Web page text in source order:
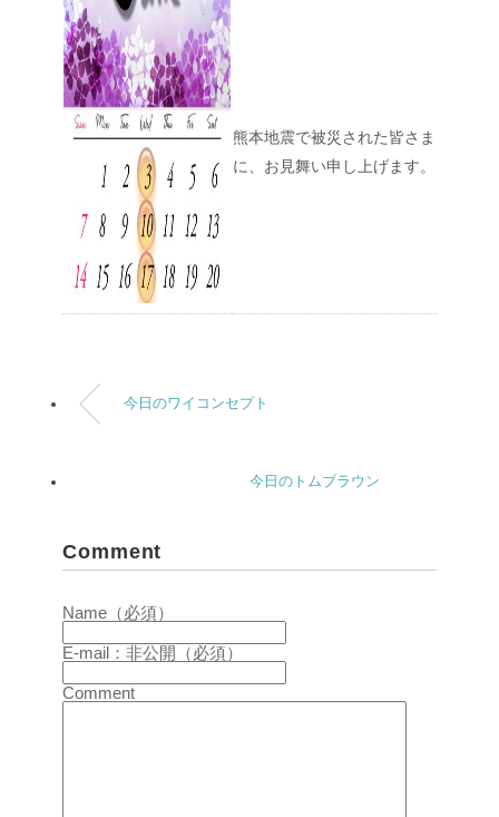
熊本地震で被災された皆さま
に、お見舞い申し上げます。
今日のワイコンセプト
今日のトムブラウン
Comment
Name（必須）
E-mail：非公開（必須）
Comment